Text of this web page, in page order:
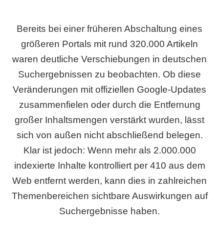
Bereits bei einer früheren Abschaltung eines
größeren Portals mit rund 320.000 Artikeln
waren deutliche Verschiebungen in deutschen
Suchergebnissen zu beobachten. Ob diese
Veränderungen mit offiziellen Google-Updates
zusammenfielen oder durch die Entfernung
großer Inhaltsmengen verstärkt wurden, lässt
sich von außen nicht abschließend belegen.
Klar ist jedoch: Wenn mehr als 2.000.000
indexierte Inhalte kontrolliert per 410 aus dem
Web entfernt werden, kann dies in zahlreichen
Themenbereichen sichtbare Auswirkungen auf
Suchergebnisse haben.